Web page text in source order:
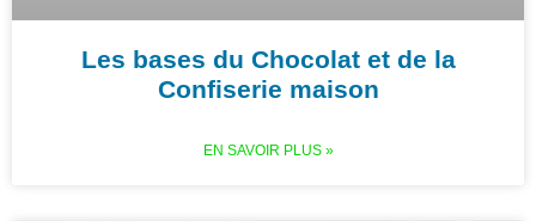
Les bases du Chocolat et de la
Confiserie maison
EN SAVOIR PLUS »